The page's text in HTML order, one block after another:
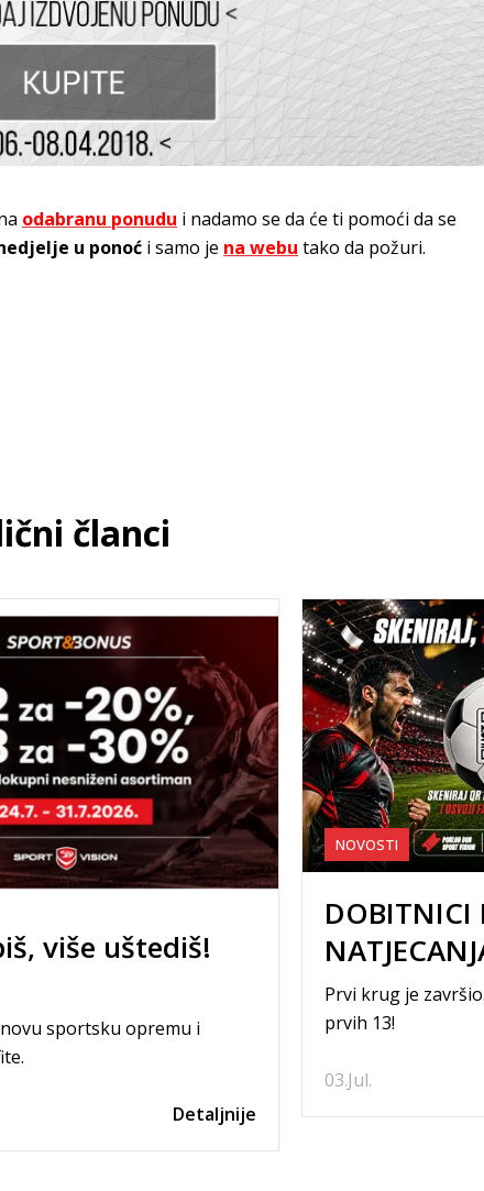
odabranu ponudu i nadamo se da će ti pomoći da se
u ponoć i samo je na webu tako da požuri.
članci
više uštediš!
sportsku opremu i
Detaljnije
03.Jul.
NOVOSTI
DOBITNICI
Prvi krug je
prvih 13!